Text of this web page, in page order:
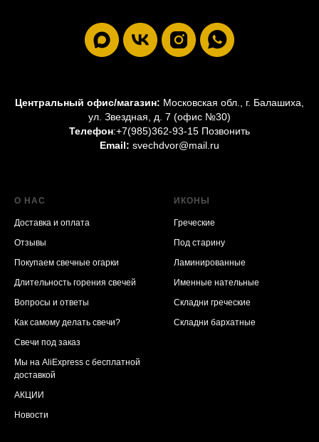
Центральный офис/магазин: Московская обл., г. Балашиха,
ул. Звездная, д. 7 (офис №30)
Телефон:+7(985)362-93-15 Позвонить
Email: svechdvor@mail.ru
О НАС
Доставка и оплата
Отзывы
Покупаем свечные огарки
Длительность горения свечей
Вопросы и ответы
Как самому делать свечи?
Свечи под заказ
Мы на AliExpress с бесплатной
доставкой
АКЦИИ
Новости
ИКОНЫ
Греческие
Под старину
Ламинированные
Именные нательные
Складни греческие
Складни бархатные